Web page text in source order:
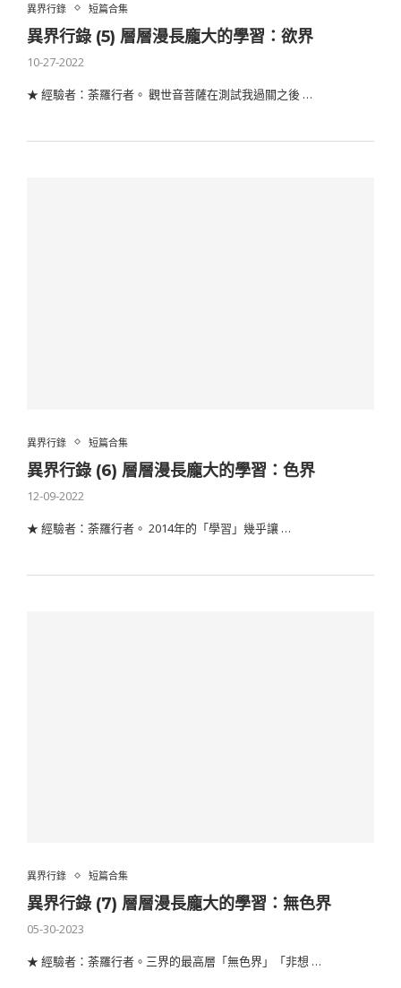
異界行錄 短篇合集
異界行錄 (5) 層層漫長龐大的學習：欲界
10-27-2022
★ 經驗者：荼羅行者。 觀世音菩薩在測試我過關之後 …
異界行錄 短篇合集
異界行錄 (6) 層層漫長龐大的學習：色界
12-09-2022
★ 經驗者：荼羅行者。 2014年的「學習」幾乎讓 …
異界行錄 短篇合集
異界行錄 (7) 層層漫長龐大的學習：無色界
05-30-2023
★ 經驗者：荼羅行者。三界的最高層「無色界」「非想 …